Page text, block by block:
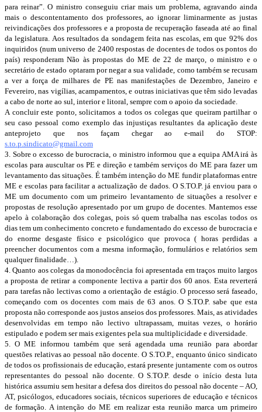
para reinar”. O ministro conseguiu criar mais um problema, agravando ainda
mais o descontentamento dos professores, ao ignorar liminarmente as justas
reivindicações dos professores e a proposta de recuperação faseada até ao final
da legislatura. Aos resultados da sondagem feita nas escolas, em que 92% dos
inquiridos (num universo de 2400 respostas de docentes de todos os pontos do
país) responderam Não às propostas do ME de 22 de março, o ministro e o
secretário de estado optaram por negar a sua validade, como também se recusam
a ver a força de milhares de PE nas manifestações de Dezembro, Janeiro e
Fevereiro, nas vigílias, acampamentos, e outras iniciativas que têm sido levadas
a cabo de norte ao sul, interior e litoral, sempre com o apoio da sociedade.
A concluir este ponto, solicitamos a todos os colegas que queiram partilhar o
seu caso pessoal como exemplo das injustiças resultantes da aplicação deste
anteprojeto que nos façam chegar ao e-mail do STOP:
s.to.p.sindicato@gmail.com
3. Sobre o excesso de burocracia, o ministro informou que a equipa AMA irá às
escolas para auscultar os PE e direção e também serviços do ME para fazer um
levantamento das situações. É também intenção do ME fundir plataformas entre
ME e escolas para facilitar a actualização de dados. O S.TO.P. já enviou para o
ME um documento com um primeiro levantamento de situações a resolver e
propostas de resolução apresentado por um grupo de docentes. Mantemos esse
apelo à colaboração dos colegas, pois só quem trabalha nas escolas todos os
dias tem um conhecimento concreto e fundamentado do excesso de burocracia e
do enorme desgaste físico e psicológico que provoca ( horas perdidas a
preencher documentos com a mesma informação, formulários e relatórios sem
qualquer finalidade…).
4. Quanto aos colegas da monodocência foi apresentada em traços muito largos
a proposta de retirar a componente lectiva a partir dos 60 anos. Esta reverterá
para tarefas não lectivas como a orientação de estágio. O processo será faseado,
começando com os docentes com mais de 63 anos. O S.TO.P. sabe que esta
proposta não corresponde aos justos anseios dos professores. Mais, as atividades
desenvolvidas em tempo não lectivo ultrapassam, muitas vezes, o horário
estipulado e podem ser mais exigentes pela sua multiplicidade e diversidade.
5. O ME informou também que será agendada uma reunião para abordar
questões relativas ao pessoal não docente. O S.TO.P., enquanto único sindicato
de todos os profissionais de educação, estará presente juntamente com os outros
representantes do pessoal não docente. O S.TO.P. desde o início desta luta
histórica assumiu sem hesitar a defesa dos direitos do pessoal não docente – AO,
AT, psicólogos, educadores sociais, técnicos superiores de educação e técnicos
de formação. A intenção do ME em realizar esta reunião marca um primeiro